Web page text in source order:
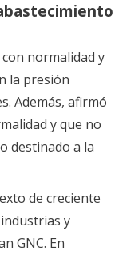
normalidad y
la presión
Además, afirmó
y que no
destinado a la
de creciente
y
GNC. En